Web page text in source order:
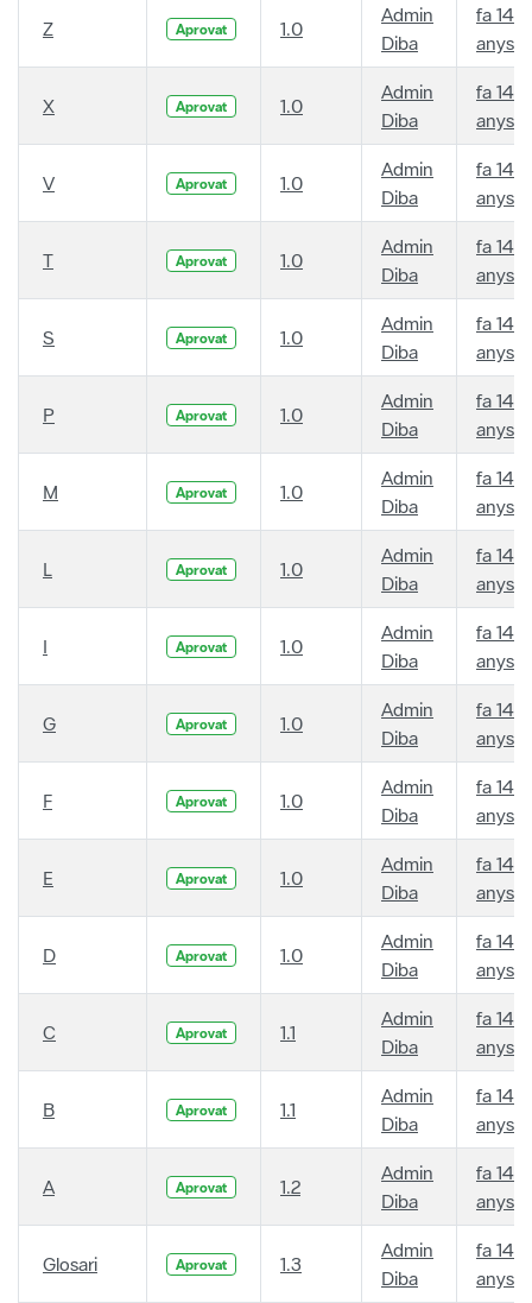
Z Aprovat 1.0
Admin
Diba
fa 14
anys
X Aprovat 1.0
Admin
Diba
fa 14
anys
V Aprovat 1.0
Admin
Diba
fa 14
anys
T Aprovat 1.0
Admin
Diba
fa 14
anys
S Aprovat 1.0
Admin
Diba
fa 14
anys
P Aprovat 1.0
Admin
Diba
fa 14
anys
M Aprovat 1.0
Admin
Diba
fa 14
anys
L Aprovat 1.0
Admin
Diba
fa 14
anys
I Aprovat 1.0
Admin
Diba
fa 14
anys
G Aprovat 1.0
Admin
Diba
fa 14
anys
F Aprovat 1.0
Admin
Diba
fa 14
anys
E Aprovat 1.0
Admin
Diba
fa 14
anys
D Aprovat 1.0
Admin
Diba
fa 14
anys
C Aprovat 1.1
Admin
Diba
fa 14
anys
B Aprovat 1.1
Admin
Diba
fa 14
anys
A Aprovat 1.2
Admin
Diba
fa 14
anys
Glosari Aprovat 1.3
Admin
Diba
fa 14
anys